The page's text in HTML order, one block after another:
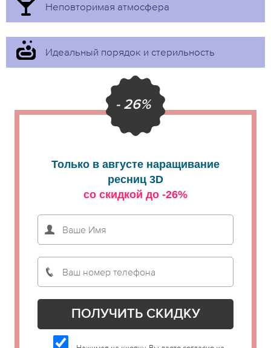
Неповторимая атмосфера
Идеальный порядок и стерильность
- 26%
Только в августе наращивание
ресниц 3D
со скидкой до -26%